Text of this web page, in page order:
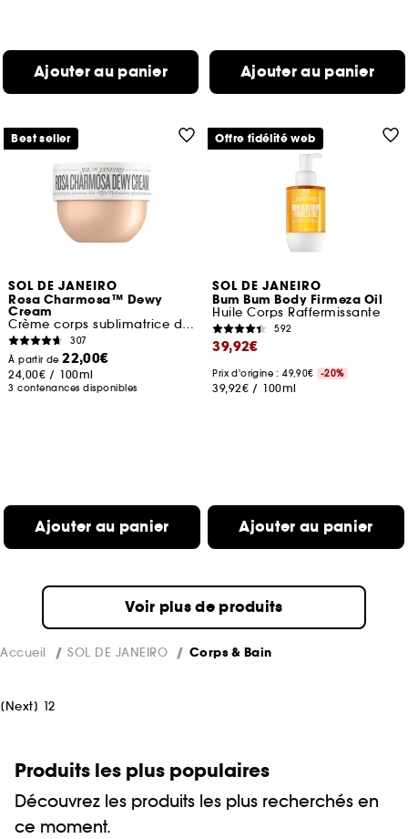
Ajouter au panier Ajouter au panier
SOL DE JANEIRO
Rosa Charmosa™ Dewy
Cream
Crème corps sublimatrice d'éclat
307
À partir de22,00€
24,00€ / 100ml
3 contenances disponibles
Ajouter au panier
Best seller
SOL DE JANEIRO
Bum Bum Body Firmeza Oil
Huile Corps Raffermissante
592
39,92€
Prix d'origine : 49,90€ -20%
39,92€ / 100ml
Ajouter au panier
Offre fidélité web
Voir plus de produits
Accueil SOL DE JANEIRO Corps & Bain
[Next] 12
Produits les plus populaires
Découvrez les produits les plus recherchés en
ce moment.